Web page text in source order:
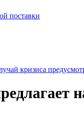
поставки
кризиса